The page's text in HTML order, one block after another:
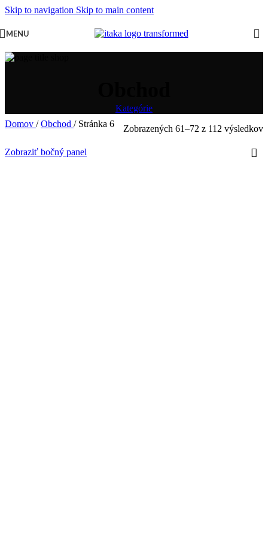
Skip to navigation Skip to main content
MENU
Kategórie
Domov / Obchod / Stránka 6 Zobrazených 61–72 z 112 výsledkov
Zobraziť bočný panel